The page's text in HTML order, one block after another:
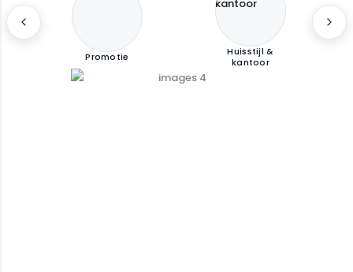
Promotie
Huisstijl &
kantoor